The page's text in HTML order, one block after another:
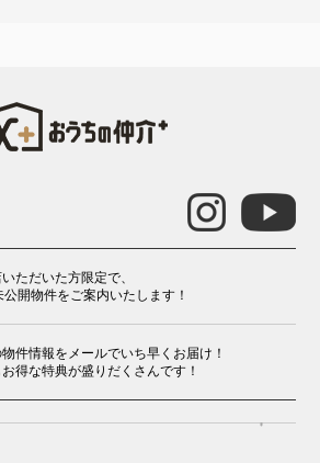
ただいた方限定で、
公開物件をご案内いたします！
件情報をメールでいち早くお届け！
得な特典が盛りだくさんです！